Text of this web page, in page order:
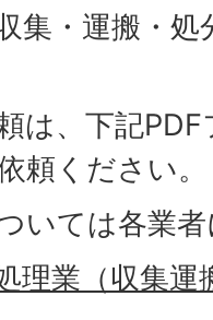
集・運搬・
は、下記
頼ください。
いては各業
理業（収集